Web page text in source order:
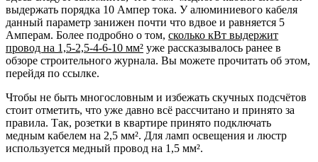
выдержать порядка 10 Ампер тока. У алюминиевого кабеля
данный параметр занижен почти что вдвое и равняется 5
Амперам. Более подробно о том, сколько кВт выдержит
провод на 1,5-2,5-4-6-10 мм² уже рассказывалось ранее в
обзоре строительного журнала. Вы можете прочитать об этом,
перейдя по ссылке.
Чтобы не быть многословным и избежать скучных подсчётов
стоит отметить, что уже давно всё рассчитано и принято за
правила. Так, розетки в квартире принято подключать
медным кабелем на 2,5 мм². Для ламп освещения и люстр
используется медный провод на 1,5 мм².